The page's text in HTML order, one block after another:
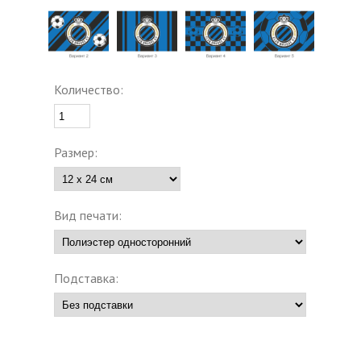
Количество:
Размер:
Вид печати:
Подставка: